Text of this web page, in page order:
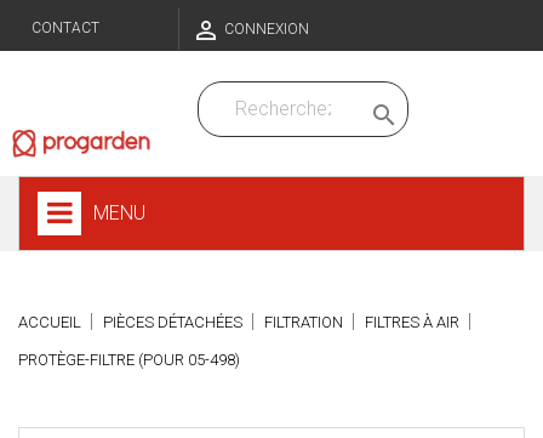
CONTACT  CONNEXION

MENU
ACCUEIL PIÈCES DÉTACHÉES FILTRATION FILTRES À AIR
PROTÈGE-FILTRE (POUR 05-498)